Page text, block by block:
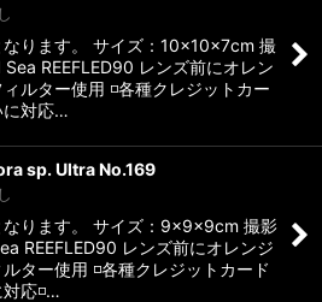
ります。 サイズ：10×10×7cm 撮
REEFLED90 レンズ前にオレン
ルター使用 ◽️各種クレジットカー
に対応…
sp. Ultra No.169
なります。 サイズ：9×9×9cm 撮影
REEFLED90 レンズ前にオレンジ
ター使用 ◽️各種クレジットカード
応◽️…